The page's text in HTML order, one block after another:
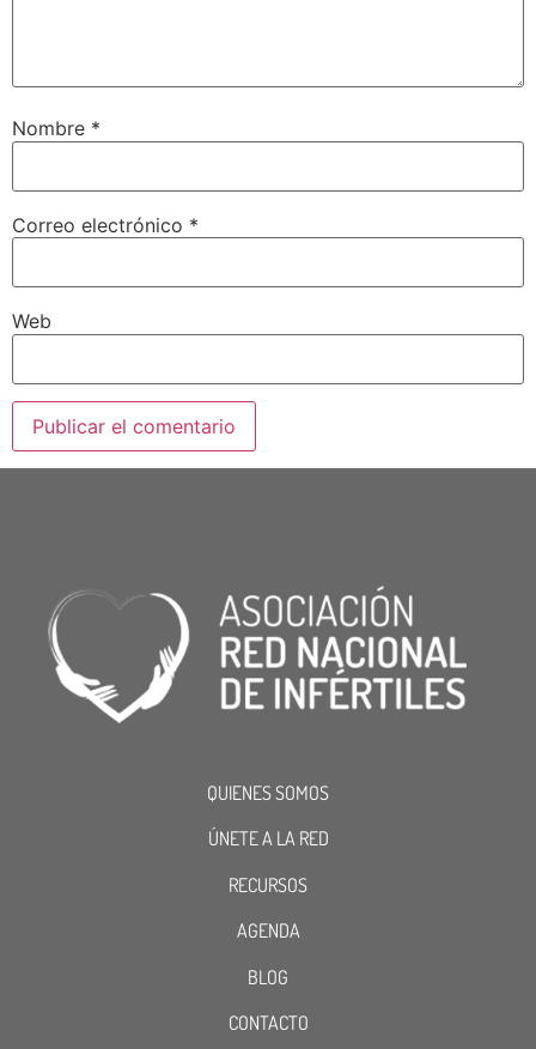
Nombre *
Correo electrónico *
Web
QUIENES SOMOS
ÚNETE A LA RED
RECURSOS
AGENDA
BLOG
CONTACTO